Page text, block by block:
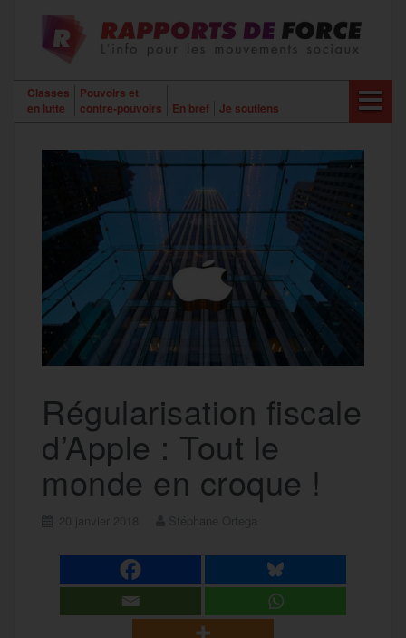
contenu
Classes
en lutte
Pouvoirs et
contre-pouvoirs
En bref Je soutiens
Régularisation fiscale
d’Apple : Tout le
monde en croque !